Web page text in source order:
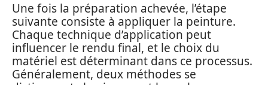
Une fois la préparation achevée, l’étape
suivante consiste à appliquer la peinture.
Chaque technique d’application peut
influencer le rendu final, et le choix du
matériel est déterminant dans ce processus.
Généralement, deux méthodes se